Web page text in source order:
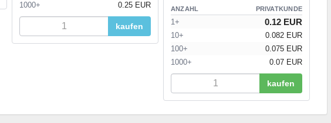
1000+
0.25 EUR
kaufen
ANZAHL PRIVATKUNDE
1+ 0.12 EUR
10+
0.082 EUR
100+
0.075 EUR
1000+
0.07 EUR
kaufen